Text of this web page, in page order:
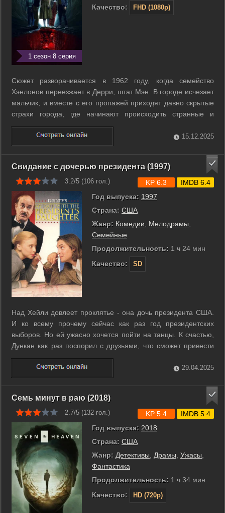
1 сезон 8 серия
Качество:
FHD (1080p)
Сюжет разворачивается в 1962 году, когда семейство
Хэнлонов переезжает в Дерри, штат Мэн. В городе исчезает
мальчик, и вместе с его пропажей приходят давно скрытые
страхи города, где начинают происходить странные и
пугающие события. Вскоре разлетаются слухи, породившие
легенду о сущности, преследующей и похищающей детей.
Город оказывается местом ...
15.12.2025
Свидание с дочерью президента (1997)
3.2/5 (106 гол.)
Год выпуска: 1997
Страна: США
Жанр: Комедии Мелодрамы
Семейные
Продолжительность: 1 ч 24 мин
Качество:
SD
KP 6.3 IMDB 6.4
Над Хейли довлеет проклятье - она дочь президента США.
И ко всему прочему сейчас как раз год президентских
выборов. Но ей ужасно хочется пойти на танцы. К счастью,
Дункан как раз поспорил с друзьями, что сможет привести
девушку на танцы. ...
29.04.2025
Семь минут в раю (2018)
2.7/5 (132 гол.)
Год выпуска: 2018
Страна: США
Жанр: Детективы, Драмы, Ужасы,
Фантастика
Продолжительность: 1 ч 34 мин
Качество:
HD (720p)
KP 5.4 IMDB 5.4